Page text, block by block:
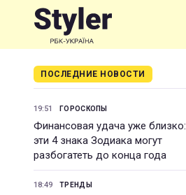
ПОСЛЕДНИЕ НОВОСТИ
19:51 ГОРОСКОПЫ
Финансовая удача уже близко:
эти 4 знака Зодиака могут
разбогатеть до конца года
18:49 ТРЕНДЫ